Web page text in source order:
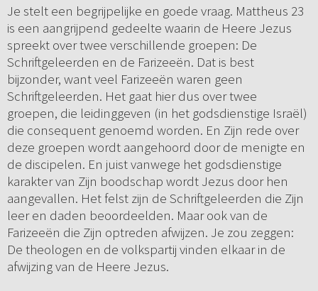
Je stelt een begrijpelijke en goede vraag. Mattheus 23
is een aangrijpend gedeelte waarin de Heere Jezus
spreekt over twee verschillende groepen: De
Schriftgeleerden en de Farizeeën. Dat is best
bijzonder, want veel Farizeeën waren geen
Schriftgeleerden. Het gaat hier dus over twee
groepen, die leidinggeven (in het godsdienstige Israël)
die consequent genoemd worden. En Zijn rede over
deze groepen wordt aangehoord door de menigte en
de discipelen. En juist vanwege het godsdienstige
karakter van Zijn boodschap wordt Jezus door hen
aangevallen. Het felst zijn de Schriftgeleerden die Zijn
leer en daden beoordeelden. Maar ook van de
Farizeeën die Zijn optreden afwijzen. Je zou zeggen:
De theologen en de volkspartij vinden elkaar in de
afwijzing van de Heere Jezus.